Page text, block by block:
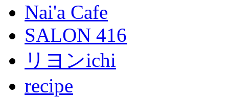
Nai'a Cafe
SALON 416
リヨンichi
recipe